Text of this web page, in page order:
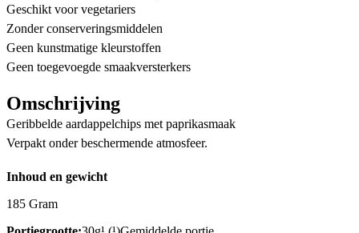
Geschikt voor vegetariers
Zonder conserveringsmiddelen
Geen kunstmatige kleurstoffen
Geen toegevoegde smaakversterkers
Omschrijving
Geribbelde aardappelchips met paprikasmaak
Verpakt onder beschermende atmosfeer.
Inhoud en gewicht
185 Gram